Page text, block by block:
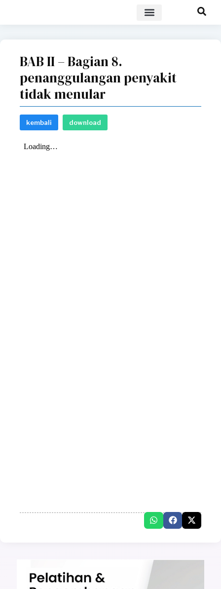
BAB II – Bagian 8.
penanggulangan penyakit
tidak menular
kembali download